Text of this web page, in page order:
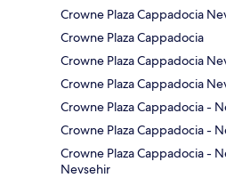
Crowne Plaza Cappadocia
Crowne Plaza Cappadocia
Crowne Plaza Cappadocia
Crowne Plaza Cappadocia
Crowne Plaza Cappadocia -
Crowne Plaza Cappadocia -
Crowne Plaza Cappadocia -
Nevsehir